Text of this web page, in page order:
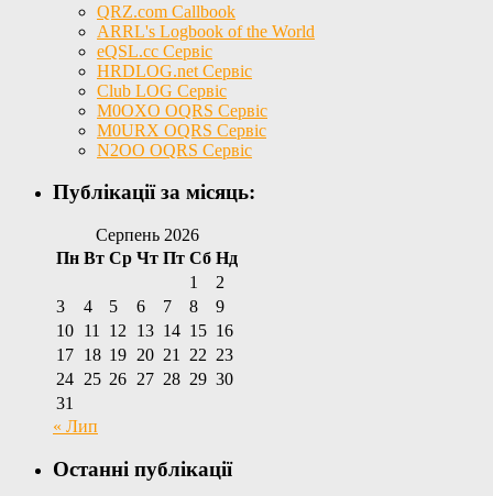
QRZ.com Callbook
ARRL's Logbook of the World
eQSL.cc Сервіс
HRDLOG.net Сервіс
Club LOG Сервіс
M0OXO OQRS Сервіс
M0URX OQRS Сервіс
N2OO OQRS Сервіс
Публікації за місяць:
Серпень 2026
Пн Вт Ср Чт Пт Сб Нд
1
2
3
4 5 6 7 8
9
10 11 12 13 14 15 16
17 18 19 20 21 22 23
24 25 26 27 28 29 30
31
« Лип
Останні публікації